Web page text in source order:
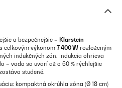
a bezpečnejšie – Klarstein
celkovým výkonom 7 400 W rozloženým
indukčných zón. Indukcia ohrieva
– voda sa uvarí až o 50 % rýchlejšie
studené.
kompaktná okrúhla zóna (Ø 18 cm)